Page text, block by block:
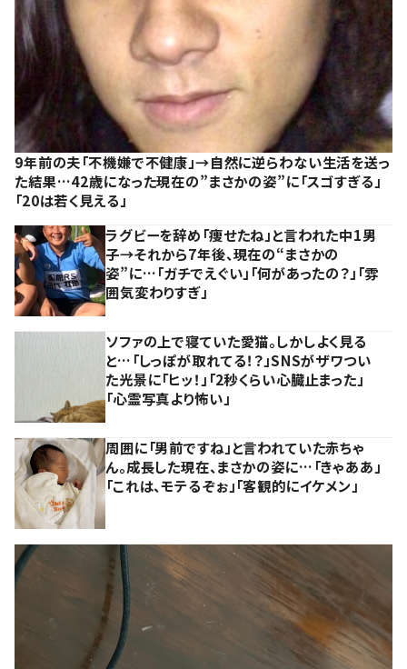
9年前の夫「不機嫌で不健康」→自然に逆らわない生活を送っ
た結果…42歳になった現在の”まさかの姿”に「スゴすぎる」
「20は若く見える」
ラグビーを辞め「痩せたね」と言われた中1男
子→それから7年後、現在の“まさかの
姿”に…「ガチでえぐい」「何があったの？」「雰
囲気変わりすぎ」
ソファの上で寝ていた愛猫。しかしよく見る
と…「しっぽが取れてる！？」SNSがザワつい
た光景に「ヒッ！」「2秒くらい心臓止まった」
「心霊写真より怖い」
周囲に「男前ですね」と言われていた赤ちゃ
ん。成長した現在、まさかの姿に…「きゃああ」
「これは、モテるぞぉ」「客観的にイケメン」